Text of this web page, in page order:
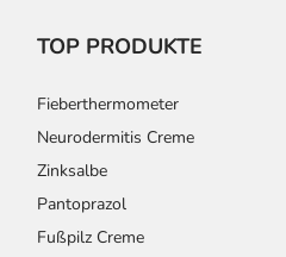
TOP PRODUKTE
Fieberthermometer
Neurodermitis Creme
Zinksalbe
Pantoprazol
Fußpilz Creme